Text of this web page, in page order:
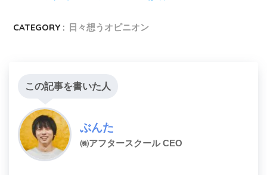
CATEGORY : 日々想うオピニオン
この記事を書いた人
ぶんた
㈱アフタースクール CEO